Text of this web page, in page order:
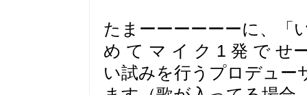
たまーーーーーーに、「
め て マ イ ク 1 発 で せ
い試みを行うプロデュー